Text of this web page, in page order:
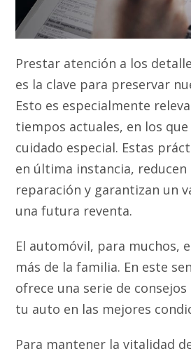
Prestar atención a los
es la clave para preservar
Esto es especialmente
tiempos actuales, en los
cuidado especial. Estas
en última instancia, reducen
reparación y garantizan un
una futura reventa.
El automóvil, para muchos,
más de la familia. En este
ofrece una serie de
tu auto en las mejores
Para mantener la vitalidad